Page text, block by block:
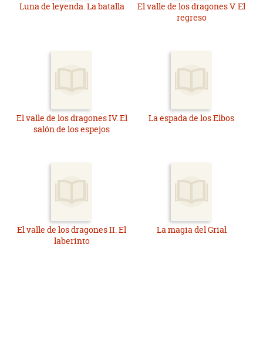
Luna de leyenda. La batalla
El valle de los dragones V. El
regreso
El valle de los dragones IV. El
salón de los espejos
La espada de los Elbos
El valle de los dragones II. El
laberinto
La magia del Grial